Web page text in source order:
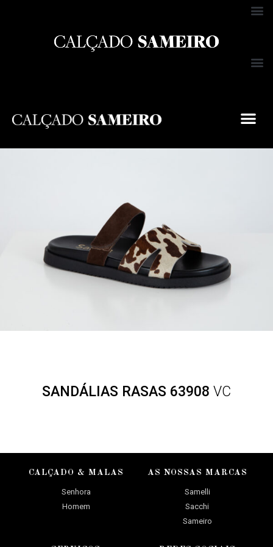
SANDÁLIAS RASAS 63908 VC
CALÇADO & MALAS
Senhora
Homem
AS NOSSAS MARCAS
Samelli
Sacchi
Sameiro